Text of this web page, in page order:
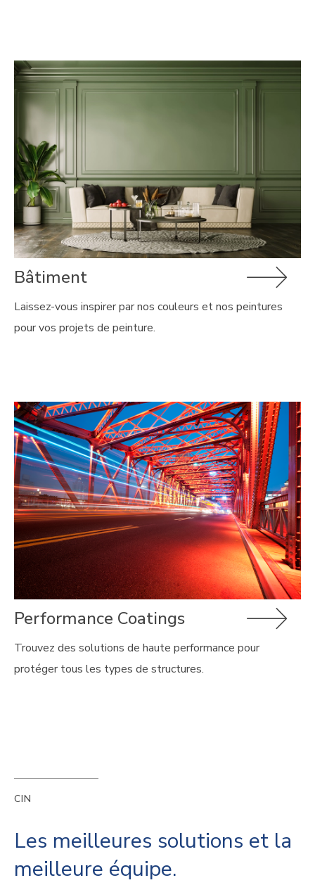
Bâtiment
Laissez-vous inspirer par nos couleurs et nos peintures
pour vos projets de peinture.
Performance Coatings
Trouvez des solutions de haute performance pour
protéger tous les types de structures.
CIN
Les meilleures solutions et la
meilleure équipe.